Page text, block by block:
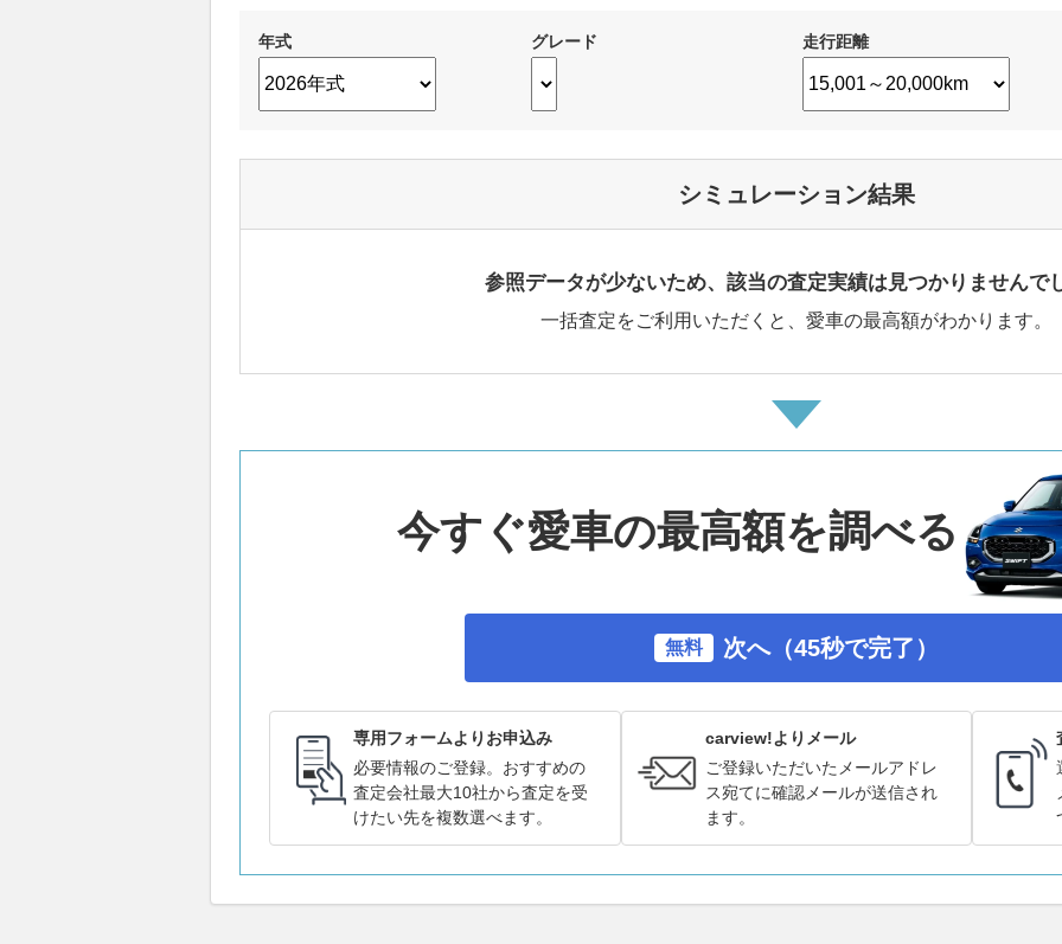
年式 グレード 走行距離
シミュレーション結果
参照データが少ないため、該当の査定実績は見つかりませんで
一括査定をご利用いただくと、愛車の最高額がわかります。
今すぐ愛車の最高額を調べる
無料 次へ（45秒で完了）
専用フォームよりお申込み
必要情報のご登録。おすすめの
査定会社最大10社から査定を受
けたい先を複数選べます。
carview!よりメール
ご登録いただいたメールアドレ
ス宛てに確認メールが送信され
ます。